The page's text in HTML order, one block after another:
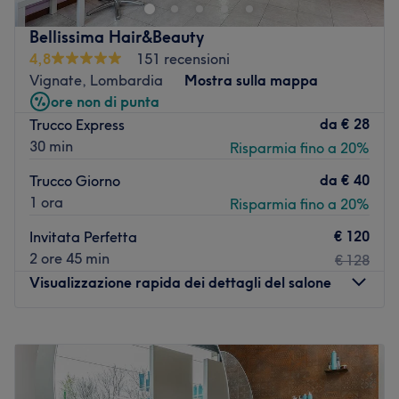
chioma con trattamenti specializzati coadiuvati anche
dai prodotti delle migliori marche.
Il team:
Un team esperto e cortese si prende cura di ogni cliente
con trattamenti personalizzati.
I punti forti del salone:
Ambiente: moderno e accogliente.
Specializzato in: taglio e piega.
Marche e prodotti utilizzati: Kevin Martin.
Bellissima Hair&Beauty
4,8
151 recensioni
Vignate, Lombardia
Mostra sulla mappa
ore non di punta
Trucco Express
30 min
da € 28
Risparmia fino a 20%
Trucco Giorno
1 ora
da € 40
Risparmia fino a 20%
Invitata Perfetta
2 ore 45 min
€ 120
€ 128
Visualizzazione rapida dei dettagli del salone
Martedì
13:00
21:00
Mercoledì
21:00